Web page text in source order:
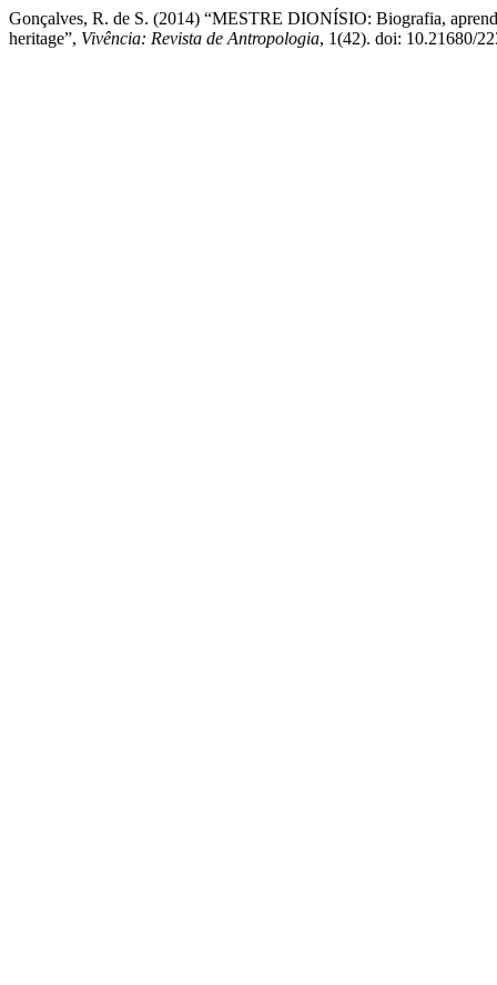
Gonçalves, R. de S. (2014) “MESTRE DIONÍSIO: Biografia,
heritage”, Vivência: Revista de Antropologia, 1(42). doi: 10.21680/